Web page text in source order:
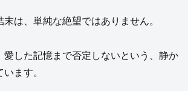
は、単純な絶望ではありません。
愛した記憶まで否定しないという、静か
ます。